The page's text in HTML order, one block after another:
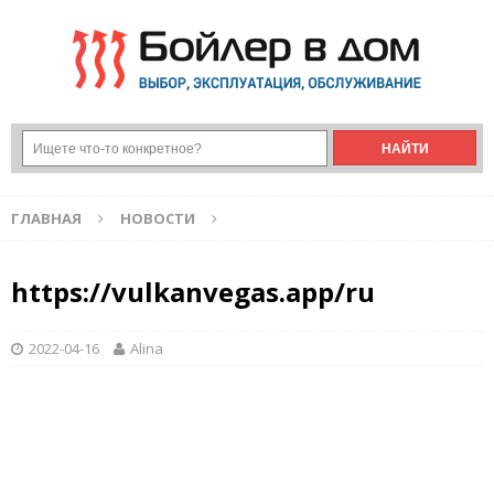
ГЛАВНАЯ НОВОСТИ
https://vulkanvegas.app/ru
2022-04-16 Alina